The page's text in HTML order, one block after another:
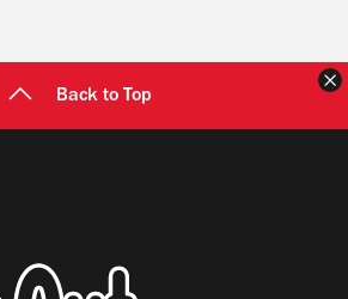
Back to Top